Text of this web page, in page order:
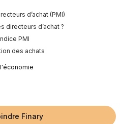
d’achat (PMI)
directeurs d’achat ?
PMI
des achats
financiers
directeurs d’achat (PMI)
élevé ou bas
Finary
Édité parMounir Laggoune
Il fournit des informations
actuelles et
comme un indicateur avancé